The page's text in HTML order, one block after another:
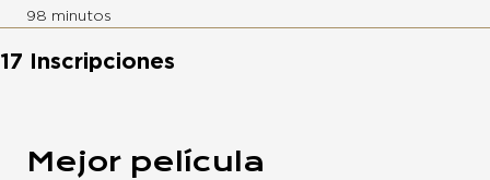
98 minutos
17 Inscripciones
Mejor película